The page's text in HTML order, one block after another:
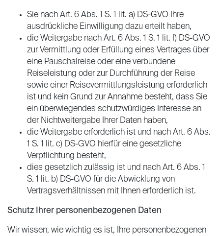
Sie nach Art. 6 Abs. 1 S. 1 lit. a) DS-GVO Ihre
ausdrückliche Einwilligung dazu erteilt haben,
die Weitergabe nach Art. 6 Abs. 1 S. 1 lit. f) DS-GVO
zur Vermittlung oder Erfüllung eines Vertrages über
eine Pauschalreise oder eine verbundene
Reiseleistung oder zur Durchführung der Reise
sowie einer Reisevermittlungsleistung erforderlich
ist und kein Grund zur Annahme besteht, dass Sie
ein überwiegendes schutzwürdiges Interesse an
der Nichtweitergabe Ihrer Daten haben,
die Weitergabe erforderlich ist und nach Art. 6 Abs.
1 S. 1 lit. c) DS-GVO hierfür eine gesetzliche
Verpflichtung besteht,
dies gesetzlich zulässig ist und nach Art. 6 Abs. 1
S. 1 lit. b) DS-GVO für die Abwicklung von
Vertragsverhältnissen mit Ihnen erforderlich ist.
Schutz Ihrer personenbezogenen Daten
Wir wissen, wie wichtig es ist, Ihre personenbezogenen